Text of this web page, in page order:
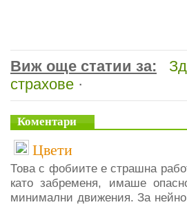
Виж още статии за:
страхове ·
Коментари
Цвети
Това с фобиите е страшна
като забременя, имаше
минимални движения. За